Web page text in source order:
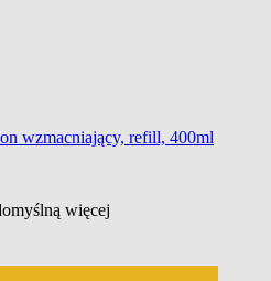
wzmacniający, refill, 400ml
więcej